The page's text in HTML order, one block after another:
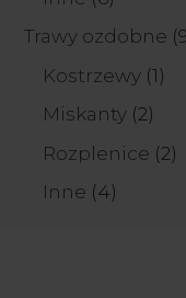
Trawy ozdobne
Kostrzewy 11
Miskanty 22
Rozplenice 22
Inne 44